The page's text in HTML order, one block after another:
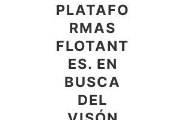
PLATAFO
RMAS
FLOTANT
ES. EN
BUSCA
DEL